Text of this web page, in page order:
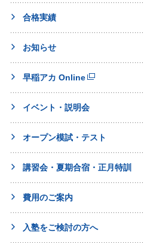
合格実績
お知らせ
早稲アカ Online
イベント・説明会
オープン模試・テスト
講習会・夏期合宿・正月特訓
費用のご案内
入塾をご検討の方へ